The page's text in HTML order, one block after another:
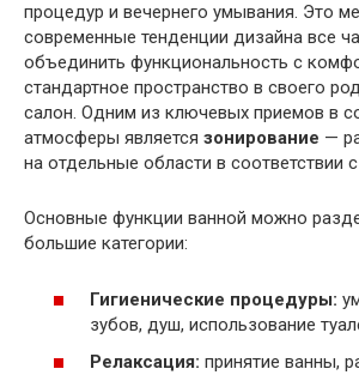
процедур и вечернего умывания. Это
современные тенденции дизайна все
объединить функциональность с
стандартное пространство в своего
салон. Одним из ключевых приемов в
атмосферы является зонирование —
на отдельные области в соответствии
Основные функции ванной можно
большие категории:
Гигиенические процедуры:
зубов, душ, использование
Релаксация: принятие ванны,